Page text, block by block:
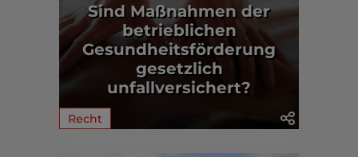
Sind Maßnahmen der
betrieblichen
Gesundheitsförderung
gesetzlich
unfallversichert?
Recht